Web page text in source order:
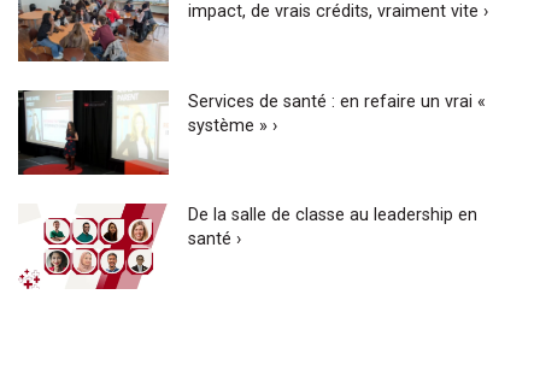
impact, de vrais crédits, vraiment vite ›
Services de santé : en refaire un vrai «
système » ›
De la salle de classe au leadership en
santé ›